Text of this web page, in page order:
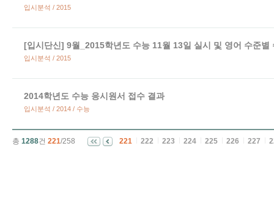
입시분석 / 2015
[입시단신] 9월_2015학년도 수능 11월 13일 실시 및 영어 수준별
입시분석 / 2015
2014학년도 수능 응시원서 접수 결과
입시분석 / 2014 / 수능
총 1288건 221/258 221 222 223 224 225 226 227